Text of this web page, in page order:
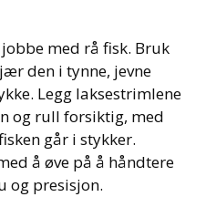
med rå fisk. Bruk
den i tynne, jevne
Legg laksestrimlene
og rull forsiktig, med
går i stykker.
å øve på å håndtere
og presisjon.